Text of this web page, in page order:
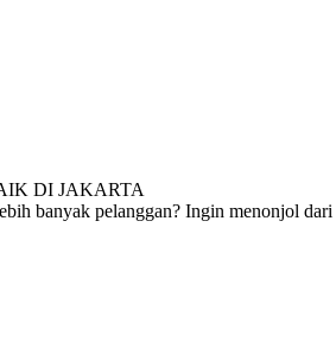
DI JAKARTA
banyak pelanggan? Ingin menonjol